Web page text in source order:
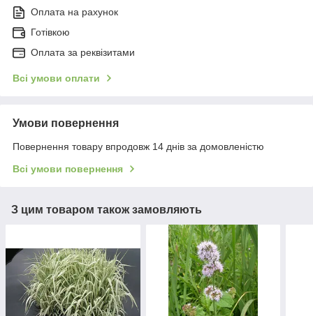
Оплата на рахунок
Готівкою
Оплата за реквізитами
Всі умови оплати
Умови повернення
Повернення товару впродовж 14 днів за домовленістю
Всі умови повернення
З цим товаром також замовляють